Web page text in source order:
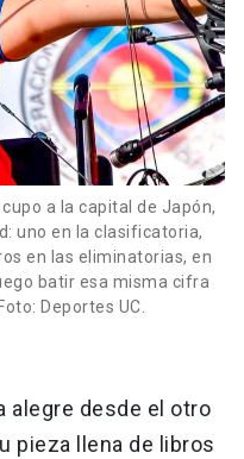
a la capital de Japón,
uno en la clasificatoria,
en las eliminatorias, en
batir esa misma cifra
Deportes UC.
alegre desde el otro
pieza llena de libros